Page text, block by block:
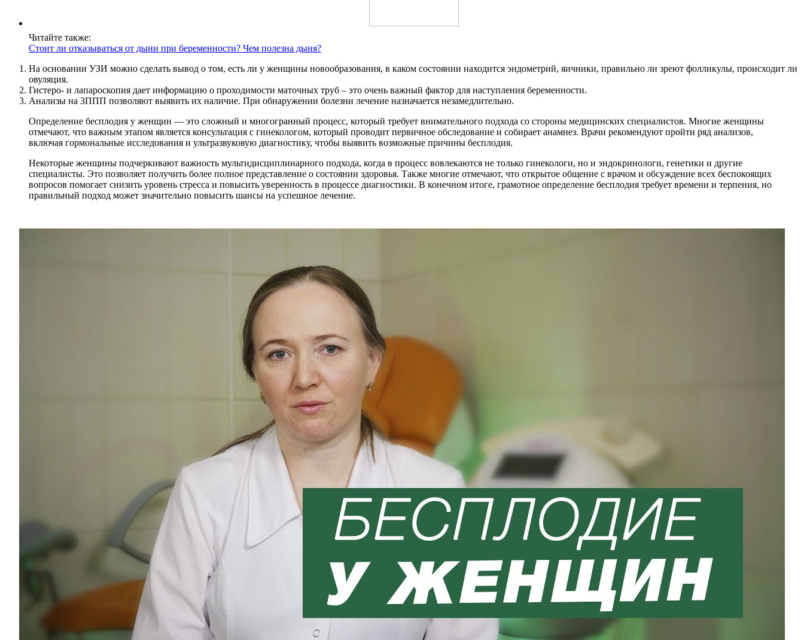
Читайте также:
Стоит ли отказываться от дыни при беременности? Чем полезна дыня?
На основании УЗИ можно сделать вывод о том, есть ли у женщины новообразования, в каком состоянии находится эндометрий, яичники, правильно ли зреют фолликулы, происходит ли
овуляция.
Гистеро- и лапароскопия дает информацию о проходимости маточных труб – это очень важный фактор для наступления беременности.
Анализы на ЗППП позволяют выявить их наличие. При обнаружении болезни лечение назначается незамедлительно.
Определение бесплодия у женщин — это сложный и многогранный процесс, который требует внимательного подхода со стороны медицинских специалистов. Многие женщины
отмечают, что важным этапом является консультация с гинекологом, который проводит первичное обследование и собирает анамнез. Врачи рекомендуют пройти ряд анализов,
включая гормональные исследования и ультразвуковую диагностику, чтобы выявить возможные причины бесплодия.
Некоторые женщины подчеркивают важность мультидисциплинарного подхода, когда в процесс вовлекаются не только гинекологи, но и эндокринологи, генетики и другие
специалисты. Это позволяет получить более полное представление о состоянии здоровья. Также многие отмечают, что открытое общение с врачом и обсуждение всех беспокоящих
вопросов помогает снизить уровень стресса и повысить уверенность в процессе диагностики. В конечном итоге, грамотное определение бесплодия требует времени и терпения, но
правильный подход может значительно повысить шансы на успешное лечение.